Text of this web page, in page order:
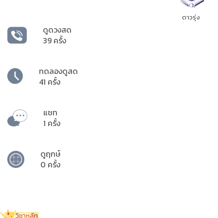
ดูดวงสด
39 ครั้ง
ทดลองดูสด
41 ครั้ง
แชท
1 ครั้ง
ดูฤกษ์
0 ครั้ง
ดาวรุ่ง